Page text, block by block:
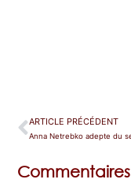
ARTICLE PRÉCÉDENT
Commentaires